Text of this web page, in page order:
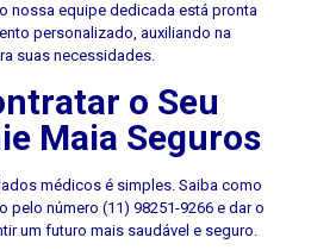
nossa equipe dedicada está pronta
personalizado, auxiliando na
suas necessidades.
o Seu
Maia Seguros
médicos é simples. Saiba como
pelo número (11) 98251-9266 e dar o
um futuro mais saudável e seguro.